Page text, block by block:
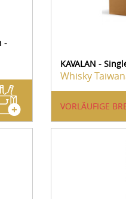
-
KAVALAN -
Whisky
VORLÄUFIGE